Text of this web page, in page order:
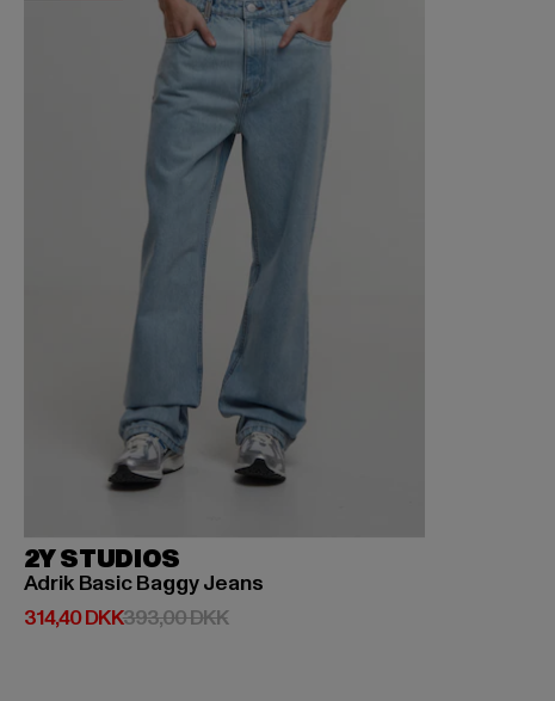
2Y STUDIOS
Adrik Basic Baggy Jeans
314,40 DKK
Nuværende pris: 314,40 DKK
393,00 DKKKampagnepris: 393,00 DKK